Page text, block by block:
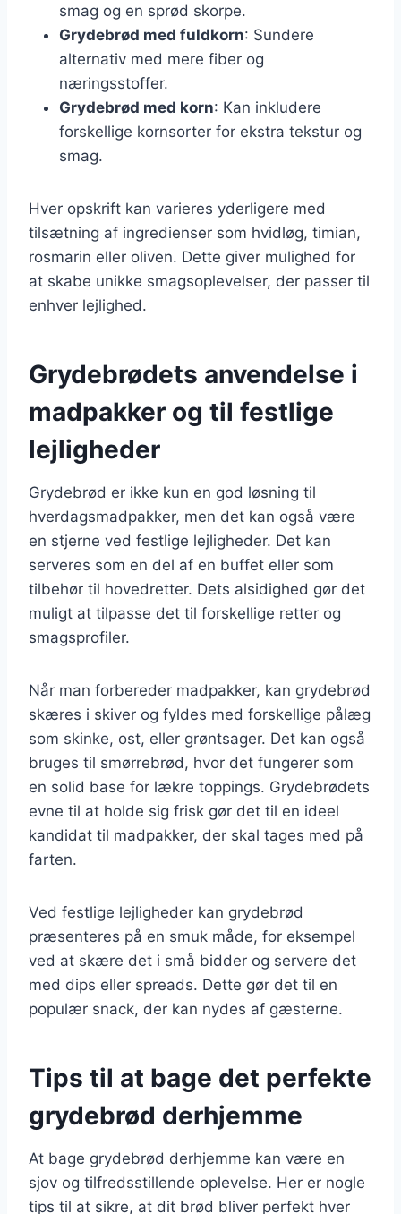
smag og en sprød skorpe.
Grydebrød med fuldkorn: Sundere
alternativ med mere fiber og
næringsstoffer.
Grydebrød med korn: Kan inkludere
forskellige kornsorter for ekstra tekstur og
smag.
Hver opskrift kan varieres yderligere med
tilsætning af ingredienser som hvidløg, timian,
rosmarin eller oliven. Dette giver mulighed for
at skabe unikke smagsoplevelser, der passer til
enhver lejlighed.
Grydebrødets anvendelse i
madpakker og til festlige
lejligheder
Grydebrød er ikke kun en god løsning til
hverdagsmadpakker, men det kan også være
en stjerne ved festlige lejligheder. Det kan
serveres som en del af en buffet eller som
tilbehør til hovedretter. Dets alsidighed gør det
muligt at tilpasse det til forskellige retter og
smagsprofiler.
Når man forbereder madpakker, kan grydebrød
skæres i skiver og fyldes med forskellige pålæg
som skinke, ost, eller grøntsager. Det kan også
bruges til smørrebrød, hvor det fungerer som
en solid base for lækre toppings. Grydebrødets
evne til at holde sig frisk gør det til en ideel
kandidat til madpakker, der skal tages med på
farten.
Ved festlige lejligheder kan grydebrød
præsenteres på en smuk måde, for eksempel
ved at skære det i små bidder og servere det
med dips eller spreads. Dette gør det til en
populær snack, der kan nydes af gæsterne.
Tips til at bage det perfekte
grydebrød derhjemme
At bage grydebrød derhjemme kan være en
sjov og tilfredsstillende oplevelse. Her er nogle
tips til at sikre, at dit brød bliver perfekt hver